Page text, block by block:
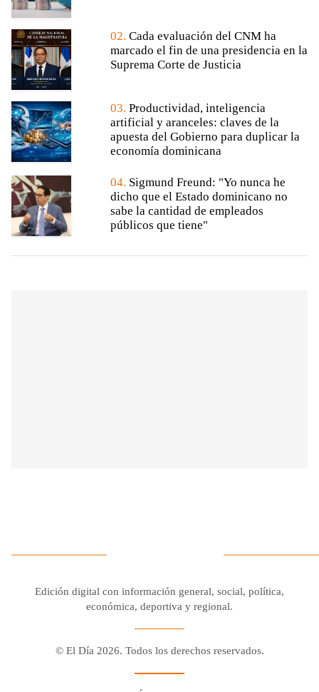
02. Cada evaluación del CNM ha
marcado el fin de una presidencia en la
Suprema Corte de Justicia
03. Productividad, inteligencia
artificial y aranceles: claves de la
apuesta del Gobierno para duplicar la
economía dominicana
04. Sigmund Freund: "Yo nunca he
dicho que el Estado dominicano no
sabe la cantidad de empleados
públicos que tiene"
Edición digital con información general, social, política,
económica, deportiva y regional.
© El Día 2026. Todos los derechos reservados.